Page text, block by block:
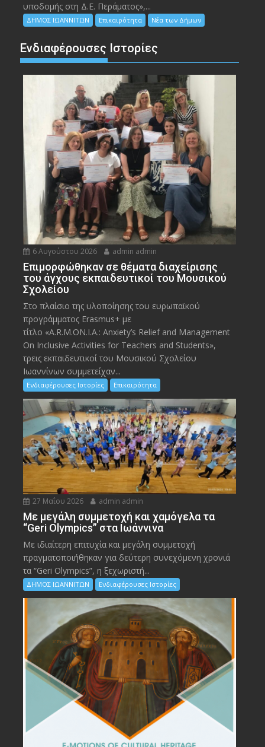
υποδομής στη Δ.Ε. Περάματος»,...
ΔΗΜΟΣ ΙΩΑΝΝΙΤΩΝ Επικαιρότητα Νέα των Δήμων
Ενδιαφέρουσες Ιστορίες
6 Αυγούστου 2026 admin admin
Eπιμορφώθηκαν σε θέματα διαχείρισης
του άγχους εκπαιδευτικοί του Μουσικού
Σχολείου
Στο πλαίσιο της υλοποίησης του ευρωπαϊκού
προγράμματος Erasmus+ με
τίτλο «A.R.M.ON.I.A.: Anxiety’s Relief and Management
On Inclusive Activities for Teachers and Students»,
τρεις εκπαιδευτικοί του Μουσικού Σχολείου
Ιωαννίνων συμμετείχαν...
Ενδιαφέρουσες Ιστορίες Επικαιρότητα
27 Μαΐου 2026 admin admin
Με μεγάλη συμμετοχή και χαμόγελα τα
“Geri Olympics” στα Ιωάννινα
Με ιδιαίτερη επιτυχία και μεγάλη συμμετοχή
πραγματοποιήθηκαν για δεύτερη συνεχόμενη χρονιά
τα “Geri Olympics”, η ξεχωριστή...
ΔΗΜΟΣ ΙΩΑΝΝΙΤΩΝ Ενδιαφέρουσες Ιστορίες